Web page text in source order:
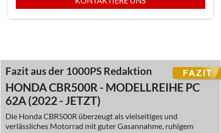
Fazit aus der 1000PS Redaktion
HONDA CBR500R - MODELLREIHE PC
62A (2022 - JETZT)
Die Honda CBR500R überzeugt als vielseitiges und
verlässliches Motorrad mit guter Gasannahme, ruhigem